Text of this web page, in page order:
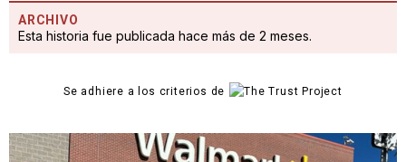
ARCHIVO
Esta historia fue publicada hace más de 2 meses.
Se adhiere a los criterios de